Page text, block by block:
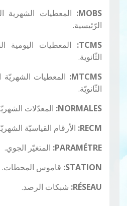
MOBS:
المعطيات الشهرية
الرّئيسية.
TCMS:
المعطيات اليومية
الثّانوية.
MTCMS: المعطيات
الثّانويّة.
NORMALES: المعدّلات
RECM: الأرقام القياسيّة
PARAMÉTRE: المتغيّر الجوي.
STATION: قاموس المحطات.
RÉSEAU: شبكات الرصد.